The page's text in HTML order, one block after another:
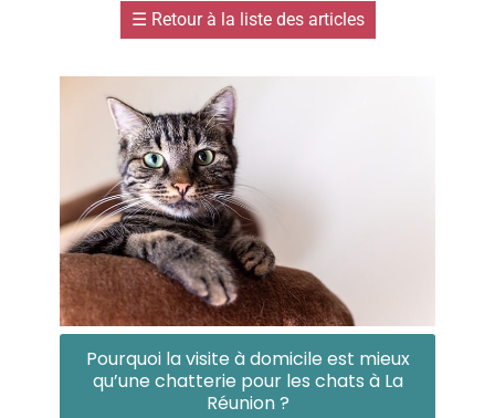
☰ Retour à la liste des articles
Pourquoi la visite à domicile est mieux
qu’une chatterie pour les chats à La
Réunion ?